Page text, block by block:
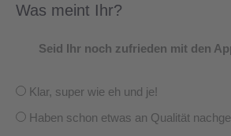
Was meint Ihr?
Seid Ihr noch zufrieden mit den
Klar, super wie eh und je!
Haben schon etwas an Qualität